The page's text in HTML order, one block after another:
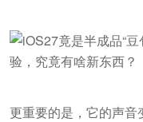
更重要的是，它的声